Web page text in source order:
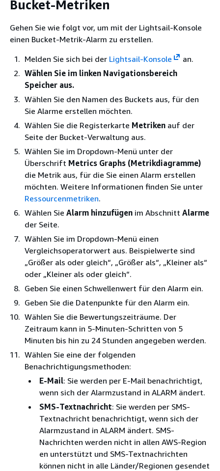
Bucket-Metriken
Gehen Sie wie folgt vor, um mit der Lightsail-Konsole
einen Bucket-Metrik-Alarm zu erstellen.
Melden Sie sich bei der Lightsail-Konsole
an.
Wählen Sie im linken Navigationsbereich
Speicher aus.
Wählen Sie den Namen des Buckets aus, für den
Sie Alarme erstellen möchten.
Wählen Sie die Registerkarte Metriken auf der
Seite der Bucket-Verwaltung aus.
Wählen Sie im Dropdown-Menü unter der
Überschrift Metrics Graphs (Metrikdiagramme)
die Metrik aus, für die Sie einen Alarm erstellen
möchten. Weitere Informationen finden Sie unter
Ressourcenmetriken.
Wählen Sie Alarm hinzufügen im Abschnitt Alarme
der Seite.
Wählen Sie im Dropdown-Menü einen
Vergleichsoperatorwert aus. Beispielwerte sind
„Größer als oder gleich“, „Größer als“, „Kleiner als“
oder „Kleiner als oder gleich“.
Geben Sie einen Schwellenwert für den Alarm ein.
Geben Sie die Datenpunkte für den Alarm ein.
Wählen Sie die Bewertungszeiträume. Der
Zeitraum kann in 5-Minuten-Schritten von 5
Minuten bis hin zu 24 Stunden angegeben werden.
Wählen Sie eine der folgenden
Benachrichtigungsmethoden:
E-Mail: Sie werden per E-Mail benachrichtigt,
wenn sich der Alarmzustand in ALARM ändert.
SMS-Textnachricht: Sie werden per SMS-
Textnachricht benachrichtigt, wenn sich der
Alarmzustand in ALARM ändert. SMS-
Nachrichten werden nicht in allen AWS-Region
en unterstützt und SMS-Textnachrichten
können nicht in alle Länder/Regionen gesendet